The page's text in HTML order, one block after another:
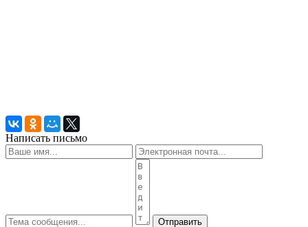
Написать письмо
Отправить